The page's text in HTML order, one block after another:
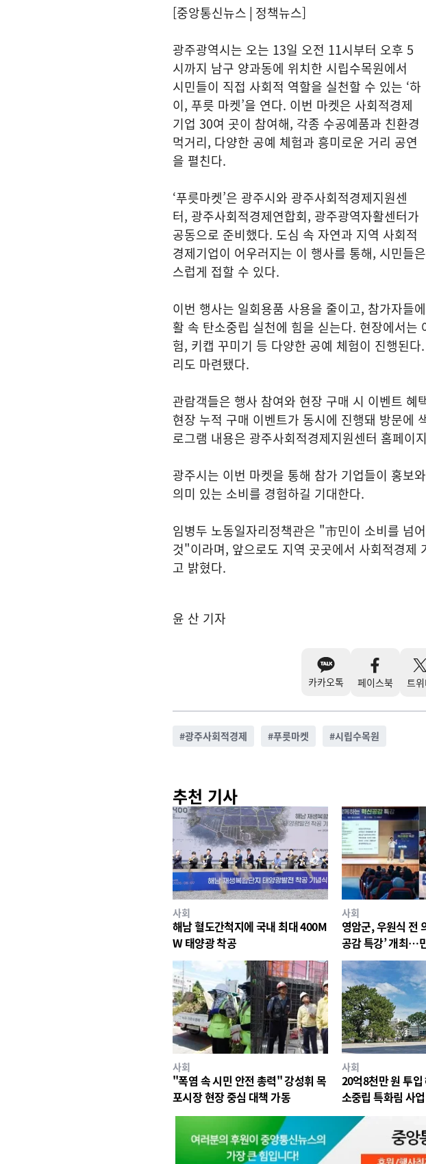
[중앙통신뉴스│정책뉴스]
광주광역시는 오는 13일 오전 11시부터 오후 5
시까지 남구 양과동에 위치한 시립수목원에서
시민들이 직접 사회적 역할을 실천할 수 있는 ‘하
이, 푸릇 마켓’을 연다. 이번 마켓은 사회적경제
기업 30여 곳이 참여해, 각종 수공예품과 친환경
먹거리, 다양한 공예 체험과 흥미로운 거리 공연
을 펼친다.
‘푸릇마켓’은 광주시와 광주사회적경제지원센
터, 광주사회적경제연합회, 광주광역자활센터가
공동으로 준비했다. 도심 속 자연과 지역 사회적
경제기업이 어우러지는 이 행사를 통해, 시민들
스럽게 접할 수 있다.
이번 행사는 일회용품 사용을 줄이고, 참가자들
활 속 탄소중립 실천에 힘을 싣는다. 현장에서
험, 키캡 꾸미기 등 다양한 공예 체험이 진행된
리도 마련됐다.
관람객들은 행사 참여와 현장 구매 시 이벤트
현장 누적 구매 이벤트가 동시에 진행돼 방문에
로그램 내용은 광주사회적경제지원센터 홈페이
광주시는 이번 마켓을 통해 참가 기업들이 홍보
의미 있는 소비를 경험하길 기대한다.
임병두 노동일자리정책관은 "市민이 소비를 넘
것"이라며, 앞으로도 지역 곳곳에서 사회적경제
고 밝혔다.
윤 산 기자
카카오톡 페이스북 트
#광주사회적경제 #푸릇마켓 #시립수목원
추천 기사
사회
해남 혈도간척지에 국내 최대 400M
W 태양광 착공
사회
영암군, 우원식 전
공감 특강’ 개최…
유
사회
"폭염 속 시민 안전 총력" 강성휘 목
포시장 현장 중심 대책 가동
사회
20억8천만 원 투
소중립 특화림 사